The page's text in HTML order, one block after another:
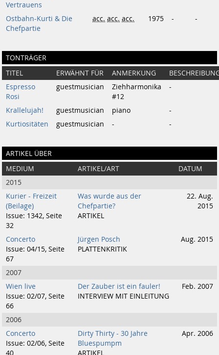
Vertrauens
Ostbahn-Kurti & Die
Chefpartie
acc. acc. acc. 1975 - -
TONTRÄGER
TITEL ERWÄHNT FÜR ANMERKUNG
Espresso
Rosi
guestmusician
Ziehharmonika
#12
-
Krallelujah! guestmusician piano
-
Kurtiositäten
guestmusician - -
ARTIKEL ÜBER
MEDIUM ARTIKEL/ART
DATUM
2015
Kurier - Freizeit
(Beilage)
Issue: 1342, Seite
32
Was wurde aus der
Chefpartie?
ARTIKEL
22. Aug.
2015
Concerto
Issue: 04/15, Seite
67
Jürgen Posch
PLATTENKRITIK
Aug. 2015
2007
Wien live
Issue: 02/07, Seite
66
Der Zauber ist ein fauler!
INTERVIEW MIT EINLEITUNG
Feb. 2007
2006
Concerto
Issue: 02/06, Seite
40
Dirty Thirty - 30 Jahre
Bluespumpm
ARTIKEL
Apr. 2006